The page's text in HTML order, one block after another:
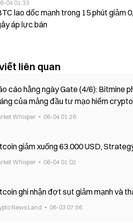
04 01:33
lao dốc mạnh trong 15 phút giảm
áp lực bán
liên quan
cáo hằng ngày Gate (4/6): Bitmine
của mảng đầu tư mạo hiểm
Whisper 06-04 01:26
giảm xuống 63.000 USD,
Whisper 06-04 01:02
ghi nhận đợt sụt giảm mạnh và
News Land 06-03 07:56